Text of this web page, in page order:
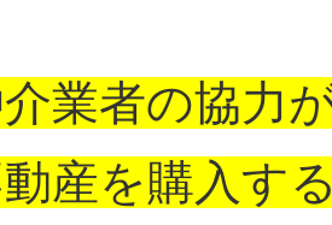
業者の協力
産を購入す